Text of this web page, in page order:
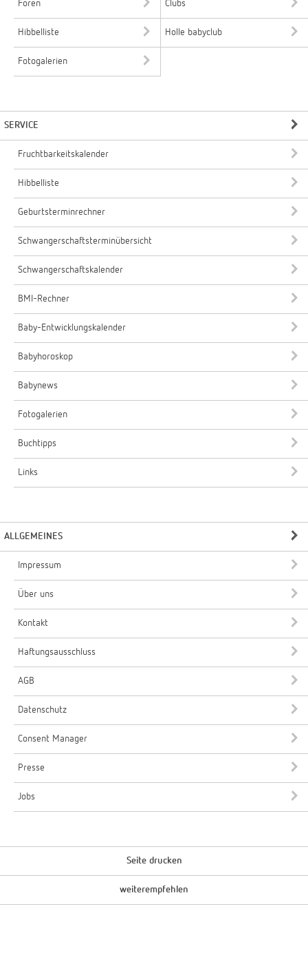
Foren Clubs
Hibbelliste Holle babyclub
Fotogalerien
SERVICE
Fruchtbarkeitskalender
Hibbelliste
Geburtsterminrechner
Schwangerschaftsterminübersicht
Schwangerschaftskalender
BMI-Rechner
Baby-Entwicklungskalender
Babyhoroskop
Babynews
Fotogalerien
Buchtipps
Links
ALLGEMEINES
Impressum
Über uns
Kontakt
Haftungsausschluss
AGB
Datenschutz
Consent Manager
Presse
Jobs
Seite drucken
weiterempfehlen